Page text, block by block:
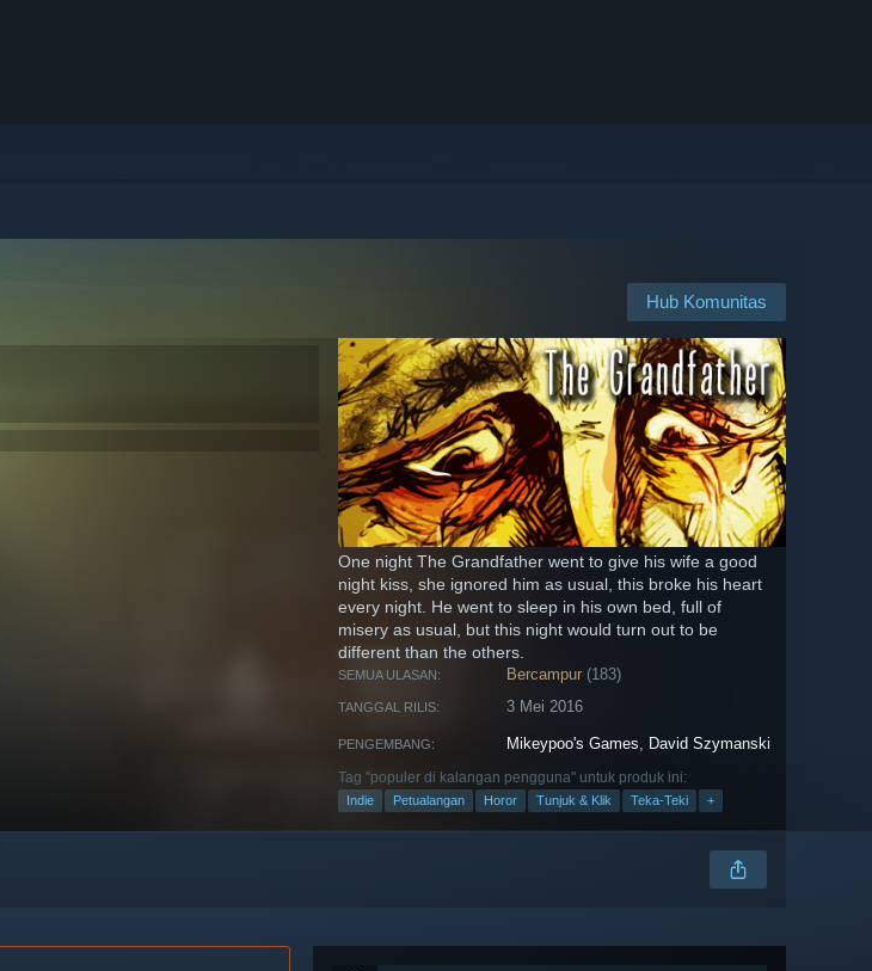
Hub Komunitas
One night The Grandfather went to give his wife a good
night kiss, she ignored him as usual, this broke his heart
every night. He went to sleep in his own bed, full of
misery as usual, but this night would turn out to be
different than the others.
SEMUA ULASAN: Bercampur (183)
TANGGAL RILIS: 3 Mei 2016
PENGEMBANG: Mikeypoo's Games, David Szymanski
Tag "populer di kalangan pengguna" untuk produk ini:
Indie Petualangan Horor Tunjuk & Klik Teka-Teki +